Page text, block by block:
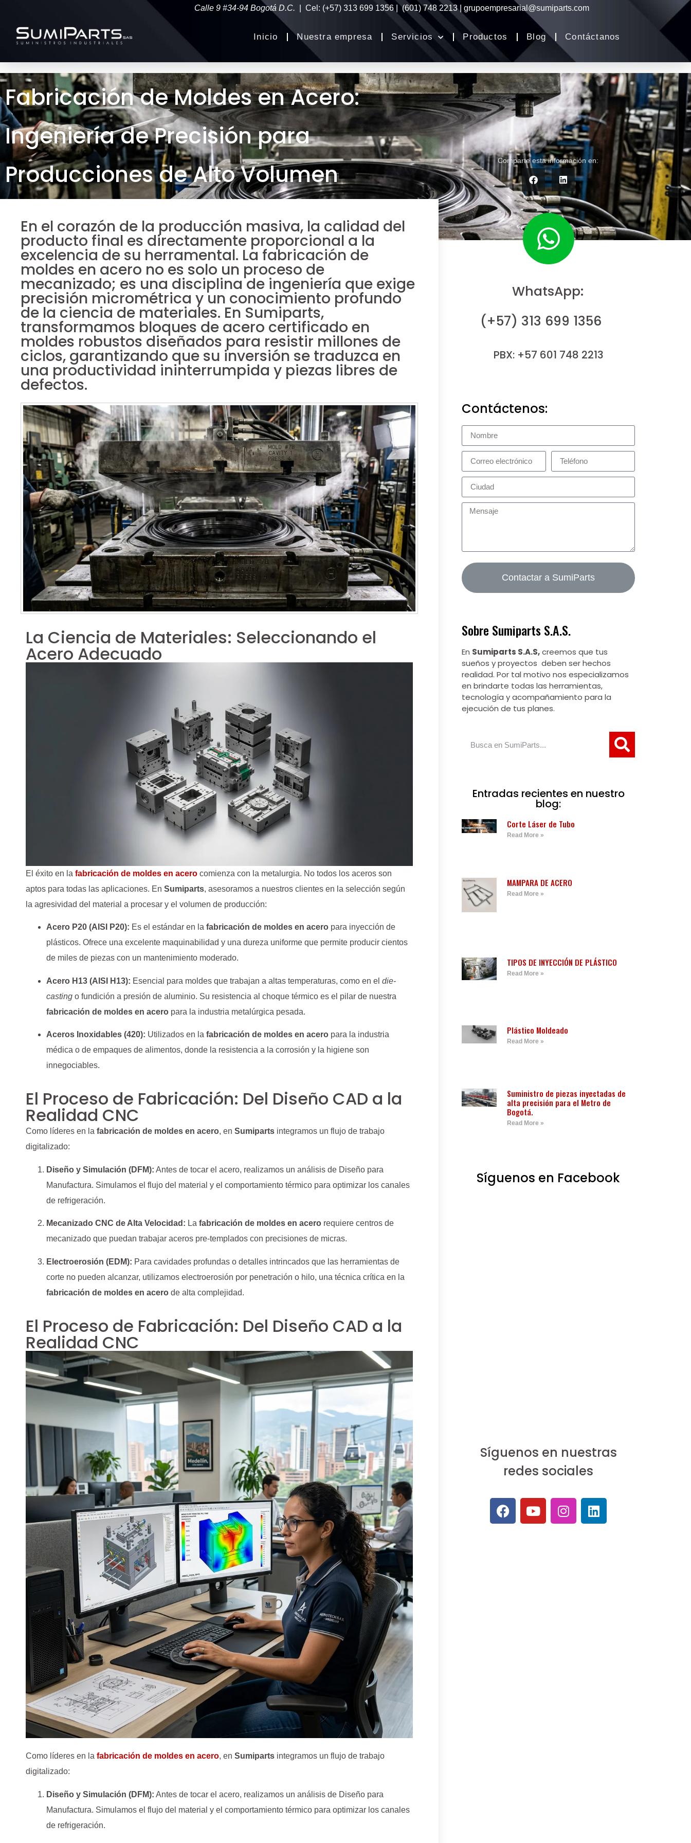
Calle 9 #34-94 Bogotá D.C. | Cel: (+57) 313 699 1356 | (601) 748 2213 | grupoempresarial@sumiparts.com
Inicio Nuestra empresa Servicios Productos Blog Contáctanos
Fabricación de Moldes en Acero:
Ingeniería de Precisión para
Producciones de Alto Volumen
Comparte esta información en:
En el corazón de la producción masiva, la calidad del
producto final es directamente proporcional a la
excelencia de su herramental. La fabricación de
moldes en acero no es solo un proceso de
mecanizado; es una disciplina de ingeniería que exige
precisión micrométrica y un conocimiento profundo
de la ciencia de materiales. En Sumiparts,
transformamos bloques de acero certificado en
moldes robustos diseñados para resistir millones de
ciclos, garantizando que su inversión se traduzca en
una productividad ininterrumpida y piezas libres de
defectos.
La Ciencia de Materiales: Seleccionando el
Acero Adecuado
El éxito en la fabricación de moldes en acero comienza con la metalurgia. No todos los aceros son
aptos para todas las aplicaciones. En Sumiparts, asesoramos a nuestros clientes en la selección según
la agresividad del material a procesar y el volumen de producción:
Acero P20 (AISI P20): Es el estándar en la fabricación de moldes en acero para inyección de
plásticos. Ofrece una excelente maquinabilidad y una dureza uniforme que permite producir cientos
de miles de piezas con un mantenimiento moderado.
Acero H13 (AISI H13): Esencial para moldes que trabajan a altas temperaturas, como en el die-
casting o fundición a presión de aluminio. Su resistencia al choque térmico es el pilar de nuestra
fabricación de moldes en acero para la industria metalúrgica pesada.
Aceros Inoxidables (420): Utilizados en la fabricación de moldes en acero para la industria
médica o de empaques de alimentos, donde la resistencia a la corrosión y la higiene son
innegociables.
El Proceso de Fabricación: Del Diseño CAD a la
Realidad CNC
Como líderes en la fabricación de moldes en acero, en Sumiparts integramos un flujo de trabajo
digitalizado:
Diseño y Simulación (DFM): Antes de tocar el acero, realizamos un análisis de Diseño para
Manufactura. Simulamos el flujo del material y el comportamiento térmico para optimizar los canales
de refrigeración.
Mecanizado CNC de Alta Velocidad: La fabricación de moldes en acero requiere centros de
mecanizado que puedan trabajar aceros pre-templados con precisiones de micras.
Electroerosión (EDM): Para cavidades profundas o detalles intrincados que las herramientas de
corte no pueden alcanzar, utilizamos electroerosión por penetración o hilo, una técnica crítica en la
fabricación de moldes en acero de alta complejidad.
El Proceso de Fabricación: Del Diseño CAD a la
Realidad CNC
Como líderes en la fabricación de moldes en acero, en Sumiparts integramos un flujo de trabajo
digitalizado:
Diseño y Simulación (DFM): Antes de tocar el acero, realizamos un análisis de Diseño para
Manufactura. Simulamos el flujo del material y el comportamiento térmico para optimizar los canales
de refrigeración.
WhatsApp:
(+57) 313 699 1356
PBX: +57 601 748 2213
Contáctenos:
Contactar a SumiParts
Sobre Sumiparts S.A.S.
En Sumiparts S.A.S,creemos que tus
sueños y proyectos deben ser hechos
realidad. Por tal motivo nos especializamos
en brindarte todas las herramientas,
tecnología y acompañamiento para la
ejecución de tus planes.
Entradas recientes en nuestro
blog:
Corte Láser de Tubo
Read More »
MAMPARA DE ACERO
Read More »
TIPOS DE INYECCIÓN DE PLÁSTICO
Read More »
Plástico Moldeado
Read More »
Suministro de piezas inyectadas de
alta precisión para el Metro de
Bogotá.
Read More »
Síguenos en Facebook
Síguenos en nuestras
redes sociales